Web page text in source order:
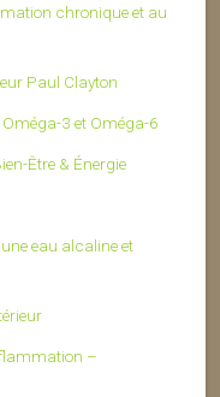
chronique et au
Paul Clayton
3 et Oméga-6
Être & Énergie
eau alcaline et
–